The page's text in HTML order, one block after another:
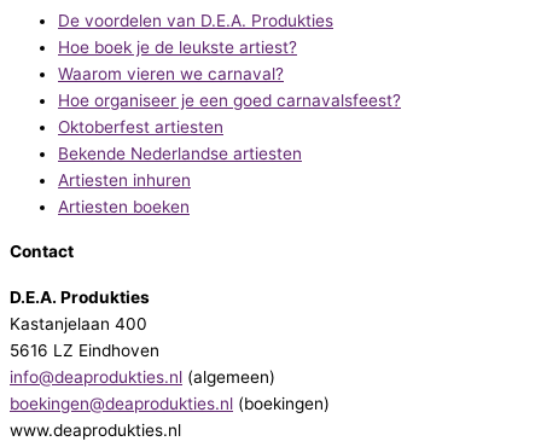
De voordelen van D.E.A. Produkties
Hoe boek je de leukste artiest?
Waarom vieren we carnaval?
Hoe organiseer je een goed carnavalsfeest?
Oktoberfest artiesten
Bekende Nederlandse artiesten
Artiesten inhuren
Artiesten boeken
Contact
D.E.A. Produkties
Kastanjelaan 400
5616 LZ Eindhoven
info@deaprodukties.nl (algemeen)
boekingen@deaprodukties.nl (boekingen)
www.deaprodukties.nl